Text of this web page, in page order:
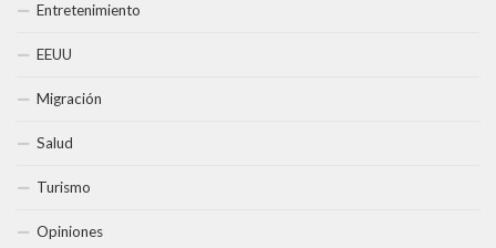
Entretenimiento
EEUU
Migración
Salud
Turismo
Opiniones